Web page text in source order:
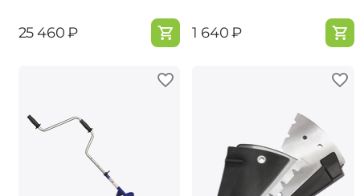
‍25 460‍₽ ‍1 640‍₽